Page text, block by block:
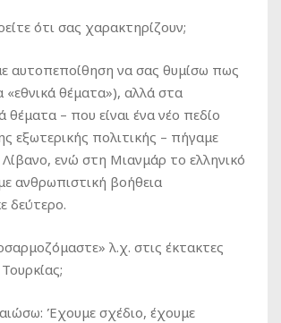
ότι σας χαρακτηρίζουν;
αυτοπεποίθηση να σας θυμίσω πως
«εθνικά θέματα»), αλλά στα
θέματα – που είναι ένα νέο πεδίο
εξωτερικής πολιτικής – πήγαμε
ενώ στη Μιανμάρ το ελληνικό
ανθρωπιστική βοήθεια
δεύτερο.
λ.χ. στις έκτακτες
Έχουμε σχέδιο, έχουμε